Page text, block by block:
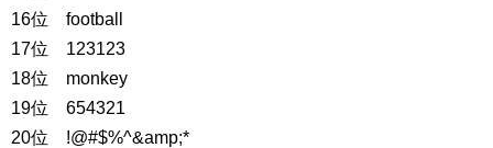
16位 football
17位 123123
18位 monkey
19位 654321
20位 !@#$%^&amp;*